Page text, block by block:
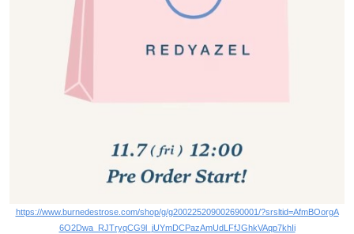
https://www.burnedestrose.com/shop/g/g200225209002690001/?srsltid=AfmBOorgA
6O2Dwa_RJTryqCG9l_jUYmDCPazAmUdLFfJGhkVAqp7khIi